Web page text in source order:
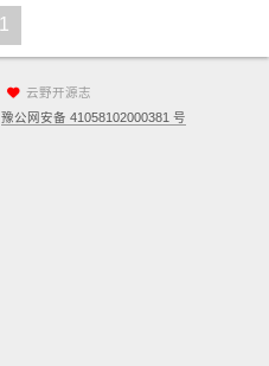
1
云野开源志
豫公网安备 41058102000381 号